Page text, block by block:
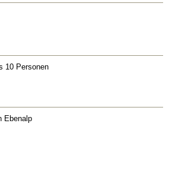
10 Personen
Ebenalp